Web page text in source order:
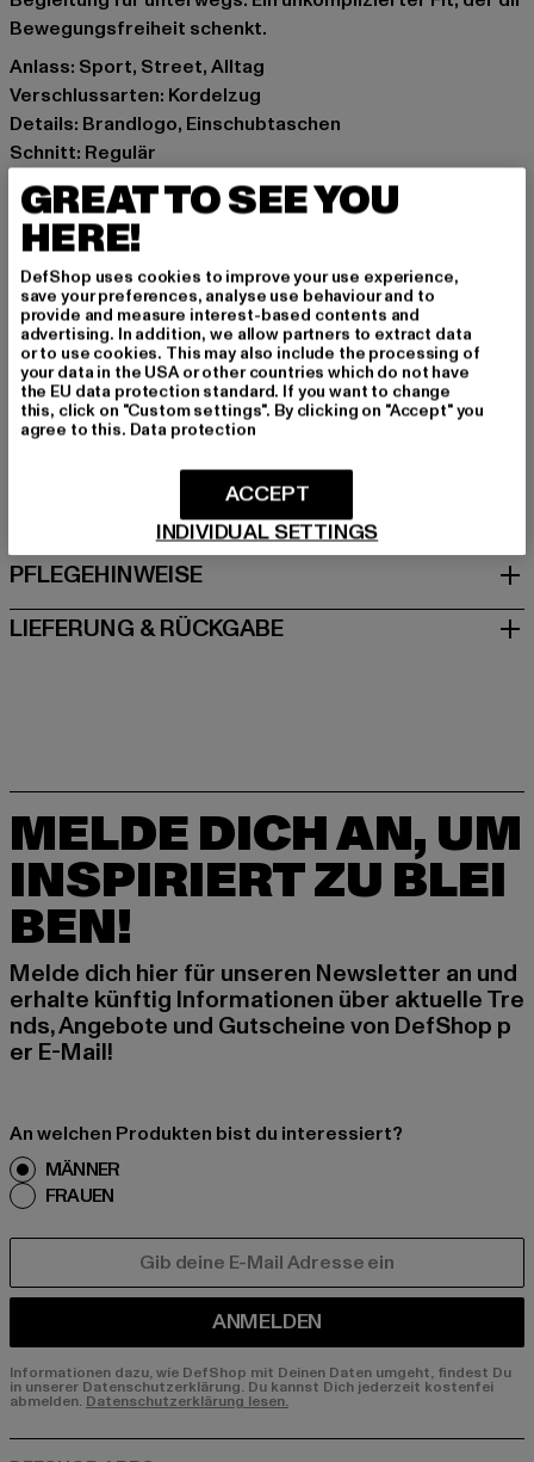
Bewegungsfreiheit schenkt.
Anlass: Sport, Street, Alltag
Verschlussarten: Kordelzug
Details: Brandlogo, Einschubtaschen
Schnitt: Regulär
Marke: Lonsdale London
Kat.: Trousers - Sweat
Farbe: grau
Hersteller Farbe: marlgrey/pink
Materialzusammensetzung: 95% Baumwolle, 5%
Elasthan
Art.Nr: LL117593-20270
Hersteller: Punch GmbH |info@punch-gmbh.de
Im Taubental 15a | 41468 Neuss | DE
GRÖSSE & PASSFORM
PFLEGEHINWEISE
LIEFERUNG & RÜCKGABE
MELDE DICH AN, UM
INSPIRIERT ZU BLEI
BEN!
Melde dich hier für unseren Newsletter an und
erhalte künftig Informationen über aktuelle Tre
nds, Angebote und Gutscheine von DefShop p
er E-Mail!
An welchen Produkten bist du interessiert?
MÄNNER
FRAUEN
ANMELDEN
Informationen dazu, wie DefShop mit Deinen Daten umgeht, findest Du
in unserer Datenschutzerklärung. Du kannst Dich jederzeit kostenfei
abmelden. Datenschutzerklärung lesen.
GREAT TO SEE YOU
HERE!
DefShop uses cookies to improve your use experience,
save your preferences, analyse use behaviour and to
provide and measure interest-based contents and
advertising. In addition, we allow partners to extract data
or to use cookies. This may also include the processing of
your data in the USA or other countries which do not have
the EU data protection standard. If you want to change
this, click on "Custom settings". By clicking on "Accept" you
agree to this. Data protection
INDIVIDUAL SETTINGS
ACCEPT